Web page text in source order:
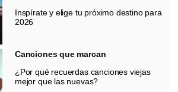
Inspírate y elige tu próximo destino para
2026
Canciones que marcan
¿Por qué recuerdas canciones viejas
mejor que las nuevas?